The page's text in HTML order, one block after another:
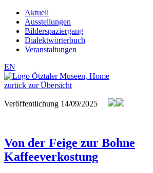
Aktuell
Ausstellungen
Bilderspaziergang
Dialektwörterbuch
Veranstaltungen
EN
zurück zur Übersicht
Veröffentlichung 14/09/2025
Von der Feige zur Bohne
Kaffeeverkostung